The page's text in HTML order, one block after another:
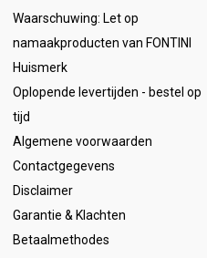
Waarschuwing: Let op
namaakproducten van FONTINI
Huismerk
Oplopende levertijden - bestel op
tijd
Algemene voorwaarden
Contactgegevens
Disclaimer
Garantie & Klachten
Betaalmethodes